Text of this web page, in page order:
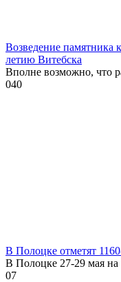
Возведение памятника
летию Витебска
Вполне возможно, что
040
В Полоцке отметят
В Полоцке 27-29 мая
07